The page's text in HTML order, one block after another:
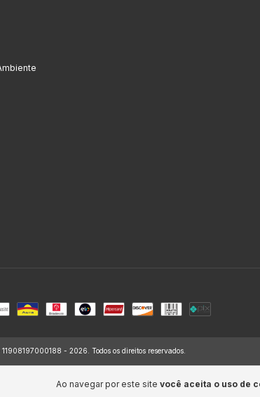
Ao navegar por este site você aceita o uso de
- 2026. Todos os direitos reservados.